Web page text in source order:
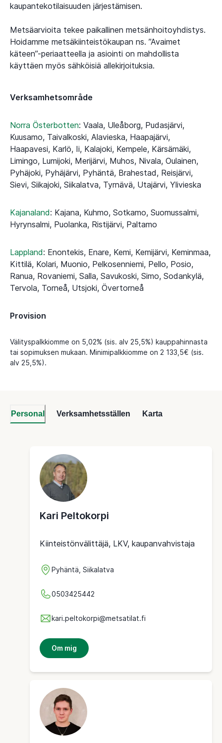
kaupantekotilaisuuden järjestämisen.
Metsäarvioita tekee paikallinen metsänhoitoyhdistys.
Hoidamme metsäkiinteistökaupan ns. ”Avaimet
käteen”-periaatteella ja asiointi on mahdollista
käyttäen myös sähköisiä allekirjoituksia.
Verksamhetsområde
Norra Österbotten: Vaala, Uleåborg, Pudasjärvi,
Kuusamo, Taivalkoski, Alavieska, Haapajärvi,
Haapavesi, Karlö, Ii, Kalajoki, Kempele, Kärsämäki,
Limingo, Lumijoki, Merijärvi, Muhos, Nivala, Oulainen,
Pyhäjoki, Pyhäjärvi, Pyhäntä, Brahestad, Reisjärvi,
Sievi, Siikajoki, Siikalatva, Tyrnävä, Utajärvi, Ylivieska
Kajanaland: Kajana, Kuhmo, Sotkamo, Suomussalmi,
Hyrynsalmi, Puolanka, Ristijärvi, Paltamo
Lappland: Enontekis, Enare, Kemi, Kemijärvi, Keminmaa,
Kittilä, Kolari, Muonio, Pelkosenniemi, Pello, Posio,
Ranua, Rovaniemi, Salla, Savukoski, Simo, Sodankylä,
Tervola, Torneå, Utsjoki, Övertorneå
Provision
Välityspalkkiomme on 5,02% (sis. alv 25,5%) kauppahinnasta
tai sopimuksen mukaan. Minimipalkkiomme on 2 133,5€ (sis.
alv 25,5%).
Personal Verksamhetsställen Karta
Kari Peltokorpi
Kiinteistönvälittäjä, LKV, kaupanvahvistaja
Pyhäntä, Siikalatva
0503425442
kari.peltokorpi@metsatilat.fi
Om mig